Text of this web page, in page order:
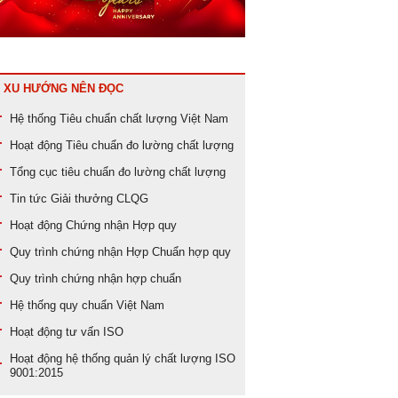
XU HƯỚNG NÊN ĐỌC
Hệ thống Tiêu chuẩn chất lượng Việt Nam
Hoạt động Tiêu chuẩn đo lường chất lượng
Tổng cục tiêu chuẩn đo lường chất lượng
Tin tức Giải thưởng CLQG
Hoạt động Chứng nhận Hợp quy
Quy trình chứng nhận Hợp Chuẩn hợp quy
Quy trình chứng nhận hợp chuẩn
Hệ thống quy chuẩn Việt Nam
Hoạt động tư vấn ISO
Hoạt động hệ thống quản lý chất lượng ISO
9001:2015